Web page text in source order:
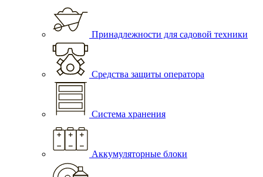
Принадлежности для садовой техники
Средства защиты оператора
Система хранения
Аккумуляторные блоки